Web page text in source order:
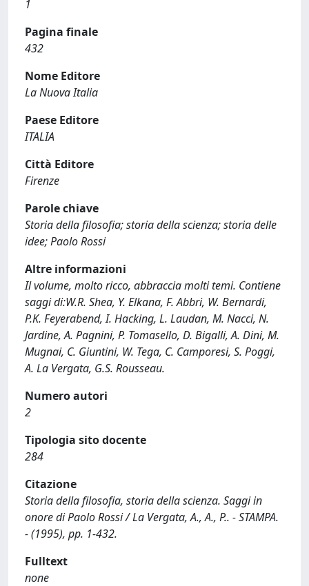
1
Pagina finale
432
Nome Editore
La Nuova Italia
Paese Editore
ITALIA
Città Editore
Firenze
Parole chiave
Storia della filosofia; storia della scienza; storia delle
idee; Paolo Rossi
Altre informazioni
Il volume, molto ricco, abbraccia molti temi. Contiene
saggi di:W.R. Shea, Y. Elkana, F. Abbri, W. Bernardi,
P.K. Feyerabend, I. Hacking, L. Laudan, M. Nacci, N.
Jardine, A. Pagnini, P. Tomasello, D. Bigalli, A. Dini, M.
Mugnai, C. Giuntini, W. Tega, C. Camporesi, S. Poggi,
A. La Vergata, G.S. Rousseau.
Numero autori
2
Tipologia sito docente
284
Citazione
Storia della filosofia, storia della scienza. Saggi in
onore di Paolo Rossi / La Vergata, A., A., P.. - STAMPA.
- (1995), pp. 1-432.
Fulltext
none